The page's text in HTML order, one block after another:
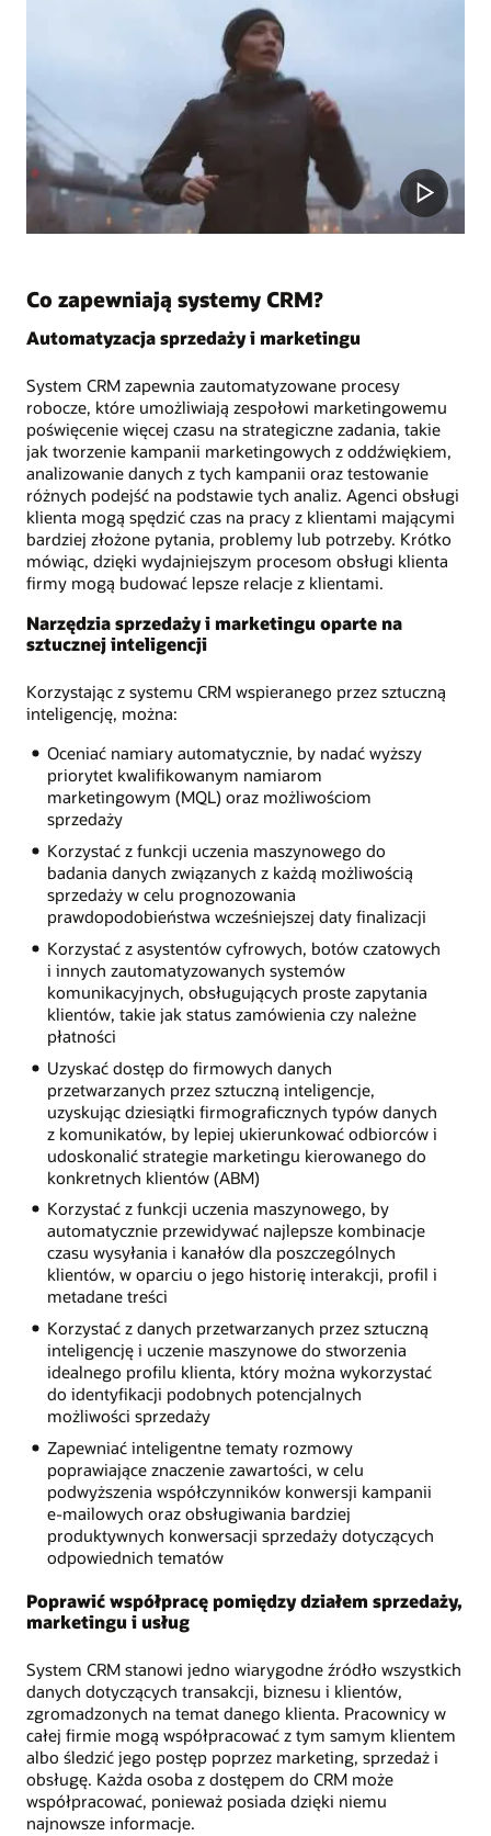
Co zapewniają systemy CRM?
Automatyzacja sprzedaży i marketingu
System CRM zapewnia zautomatyzowane procesy
robocze, które umożliwiają zespołowi marketingowemu
poświęcenie więcej czasu na strategiczne zadania, takie
jak tworzenie kampanii marketingowych z oddźwiękiem,
analizowanie danych z tych kampanii oraz testowanie
różnych podejść na podstawie tych analiz. Agenci obsługi
klienta mogą spędzić czas na pracy z klientami mającymi
bardziej złożone pytania, problemy lub potrzeby. Krótko
mówiąc, dzięki wydajniejszym procesom obsługi klienta
firmy mogą budować lepsze relacje z klientami.
Narzędzia sprzedaży i marketingu oparte na
sztucznej inteligencji
Korzystając z systemu CRM wspieranego przez sztuczną
inteligencję, można:
Oceniać namiary automatycznie, by nadać wyższy
priorytet kwalifikowanym namiarom
marketingowym (MQL) oraz możliwościom
sprzedaży
Korzystać z funkcji uczenia maszynowego do
badania danych związanych z każdą możliwością
sprzedaży w celu prognozowania
prawdopodobieństwa wcześniejszej daty finalizacji
Korzystać z asystentów cyfrowych, botów czatowych
i innych zautomatyzowanych systemów
komunikacyjnych, obsługujących proste zapytania
klientów, takie jak status zamówienia czy należne
płatności
Uzyskać dostęp do firmowych danych
przetwarzanych przez sztuczną inteligencje,
uzyskując dziesiątki firmograficznych typów danych
z komunikatów, by lepiej ukierunkować odbiorców i
udoskonalić strategie marketingu kierowanego do
konkretnych klientów (ABM)
Korzystać z funkcji uczenia maszynowego, by
automatycznie przewidywać najlepsze kombinacje
czasu wysyłania i kanałów dla poszczególnych
klientów, w oparciu o jego historię interakcji, profil i
metadane treści
Korzystać z danych przetwarzanych przez sztuczną
inteligencję i uczenie maszynowe do stworzenia
idealnego profilu klienta, który można wykorzystać
do identyfikacji podobnych potencjalnych
możliwości sprzedaży
Zapewniać inteligentne tematy rozmowy
poprawiające znaczenie zawartości, w celu
podwyższenia współczynników konwersji kampanii
e-mailowych oraz obsługiwania bardziej
produktywnych konwersacji sprzedaży dotyczących
odpowiednich tematów
Poprawić współpracę pomiędzy działem sprzedaży,
marketingu i usług
System CRM stanowi jedno wiarygodne źródło wszystkich
danych dotyczących transakcji, biznesu i klientów,
zgromadzonych na temat danego klienta. Pracownicy w
całej firmie mogą współpracować z tym samym klientem
albo śledzić jego postęp poprzez marketing, sprzedaż i
obsługę. Każda osoba z dostępem do CRM może
współpracować, ponieważ posiada dzięki niemu
najnowsze informacje.